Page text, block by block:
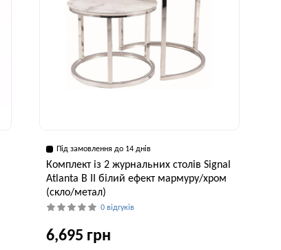
Під замовлення до 14 днів
Комплект із 2 журнальних столів Signal
Atlanta B II білий ефект мармуру/хром
(скло/метал)
0 відгуків
6,695 грн